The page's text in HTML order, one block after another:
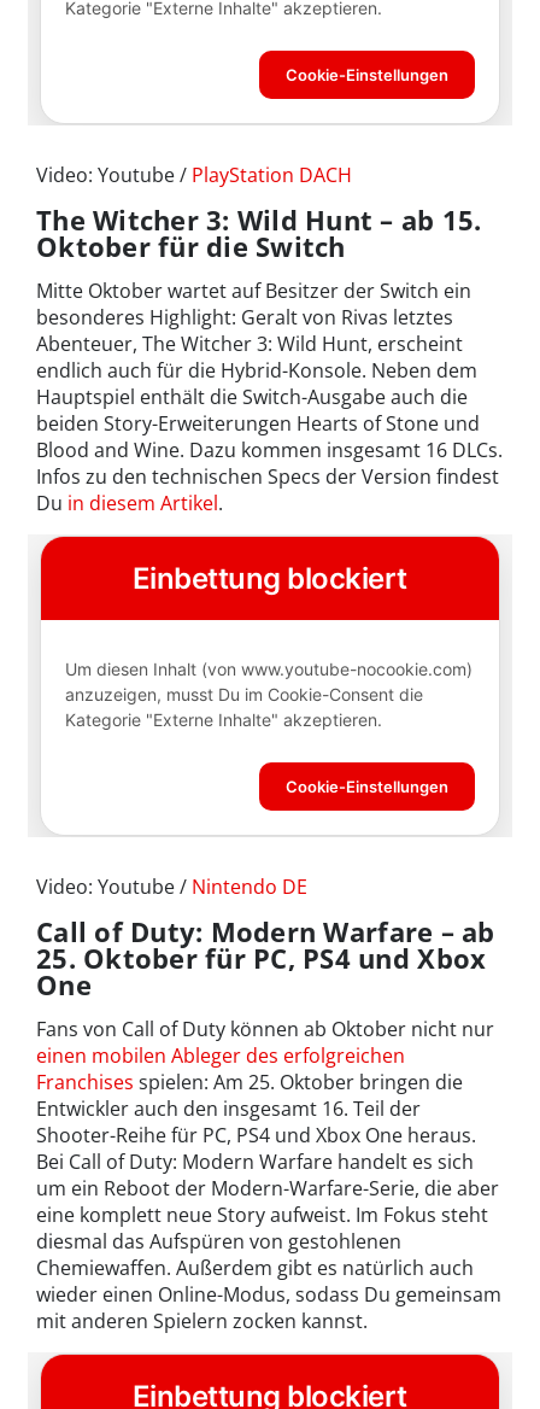
Video: Youtube / PlayStation DACH
The Witcher 3: Wild Hunt – ab 15.
Oktober für die Switch
Mitte Oktober wartet auf Besitzer der Switch ein
besonderes Highlight: Geralt von Rivas letztes
Abenteuer, The Witcher 3: Wild Hunt, erscheint
endlich auch für die Hybrid-Konsole. Neben dem
Hauptspiel enthält die Switch-Ausgabe auch die
beiden Story-Erweiterungen Hearts of Stone und
Blood and Wine. Dazu kommen insgesamt 16 DLCs.
Infos zu den technischen Specs der Version findest
Du in diesem Artikel.
Video: Youtube / Nintendo DE
Call of Duty: Modern Warfare – ab
25. Oktober für PC, PS4 und Xbox
One
Fans von Call of Duty können ab Oktober nicht nur
einen mobilen Ableger des erfolgreichen
Franchises spielen: Am 25. Oktober bringen die
Entwickler auch den insgesamt 16. Teil der
Shooter-Reihe für PC, PS4 und Xbox One heraus.
Bei Call of Duty: Modern Warfare handelt es sich
um ein Reboot der Modern-Warfare-Serie, die aber
eine komplett neue Story aufweist. Im Fokus steht
diesmal das Aufspüren von gestohlenen
Chemiewaffen. Außerdem gibt es natürlich auch
wieder einen Online-Modus, sodass Du gemeinsam
mit anderen Spielern zocken kannst.